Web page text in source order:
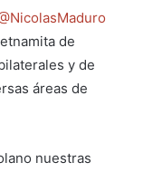
de
y de
áreas de
nuestras